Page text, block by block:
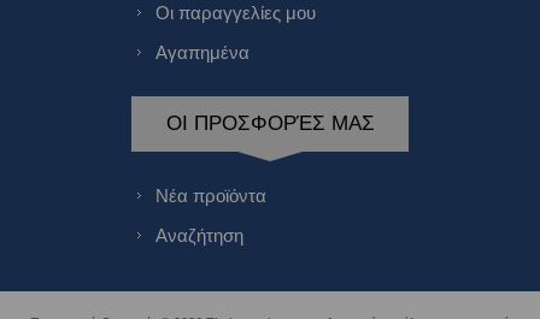
Οι παραγγελίες μου
Αγαπημένα
ΟΙ ΠΡΟΣΦΟΡΈΣ ΜΑΣ
Νέα προϊόντα
Αναζήτηση